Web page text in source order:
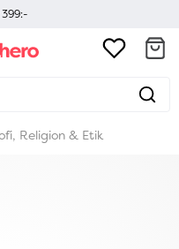
Religion & Etik